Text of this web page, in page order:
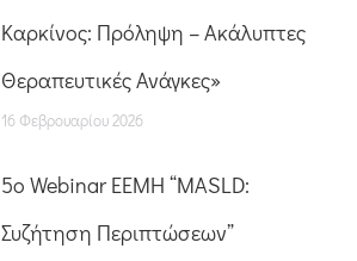
Καρκίνος: Πρόληψη – Ακάλυπτες
Θεραπευτικές Ανάγκες»
16 Φεβρουαρίου 2026
5o Webinar ΕΕΜΗ “MASLD:
Συζήτηση Περιπτώσεων”